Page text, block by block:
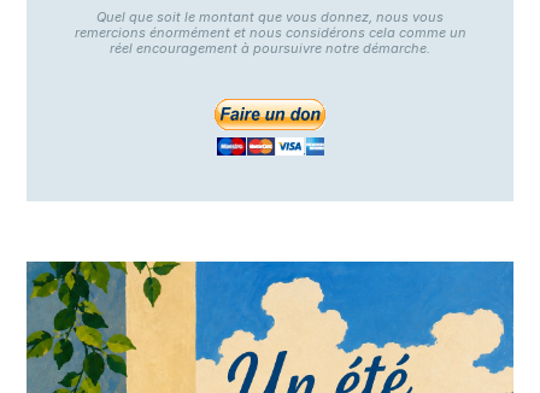
Quel que soit le montant que vous donnez, nous vous
remercions énormément et nous considérons cela comme un
réel encouragement à poursuivre notre démarche.